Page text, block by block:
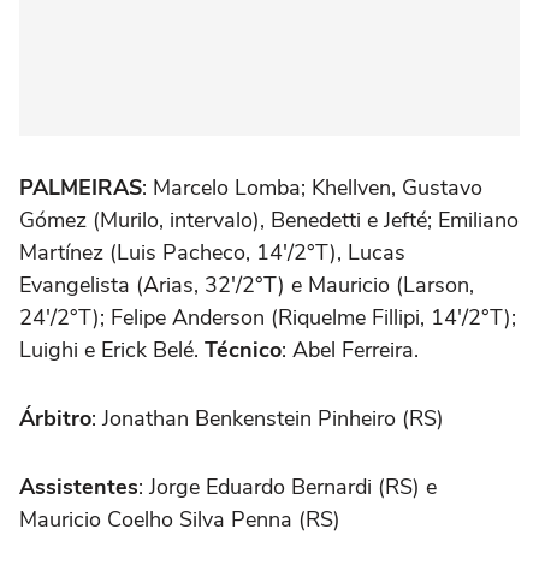
PALMEIRAS: Marcelo Lomba; Khellven, Gustavo
Gómez (Murilo, intervalo), Benedetti e Jefté; Emiliano
Martínez (Luis Pacheco, 14'/2°T), Lucas
Evangelista (Arias, 32'/2°T) e Mauricio (Larson,
24'/2°T); Felipe Anderson (Riquelme Fillipi, 14'/2°T);
Luighi e Erick Belé. Técnico: Abel Ferreira.
Árbitro: Jonathan Benkenstein Pinheiro (RS)
Assistentes: Jorge Eduardo Bernardi (RS) e
Mauricio Coelho Silva Penna (RS)